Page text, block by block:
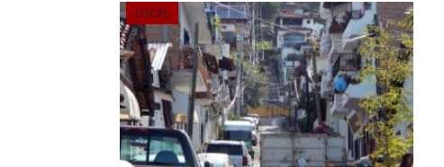
LOCAL